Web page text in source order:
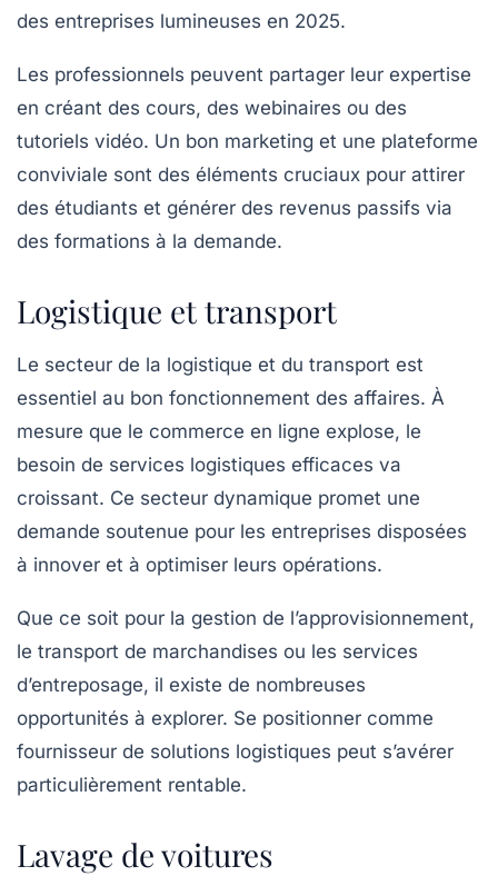
des entreprises lumineuses en 2025.
Les professionnels peuvent partager leur expertise
en créant des cours, des webinaires ou des
tutoriels vidéo. Un bon marketing et une plateforme
conviviale sont des éléments cruciaux pour attirer
des étudiants et générer des revenus passifs via
des formations à la demande.
Logistique et transport
Le secteur de la logistique et du transport est
essentiel au bon fonctionnement des affaires. À
mesure que le commerce en ligne explose, le
besoin de services logistiques efficaces va
croissant. Ce secteur dynamique promet une
demande soutenue pour les entreprises disposées
à innover et à optimiser leurs opérations.
Que ce soit pour la gestion de l’approvisionnement,
le transport de marchandises ou les services
d’entreposage, il existe de nombreuses
opportunités à explorer. Se positionner comme
fournisseur de solutions logistiques peut s’avérer
particulièrement rentable.
Lavage de voitures